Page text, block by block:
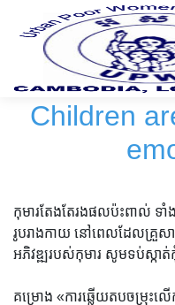
Children
កុមារ​តែងតែ​រង​ផលប៉ះពាល់ ទាំ
រូបរាងកាយ នៅពេល​ដែល​គ្រួសា​
អភិវឌ្ឍរបស់កុមារ សូមទប់ស្កាត់
គម្រោង «ការឆ្លើយតបចម្រុះលើ